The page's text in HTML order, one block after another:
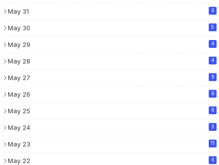
May 31 6
May 30 5
May 29 4
May 28 4
May 27 9
May 26 6
May 25 6
May 24 3
May 23 11
May 22 6